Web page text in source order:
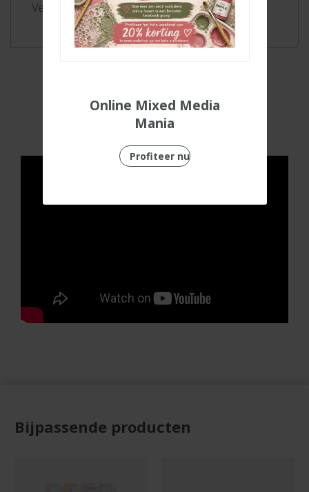
Verkrijgbaar in 24 kleuren
Bekijk de online
workshop
Bijpassende producten
Online Mixed Media
Mania
Profiteer nu